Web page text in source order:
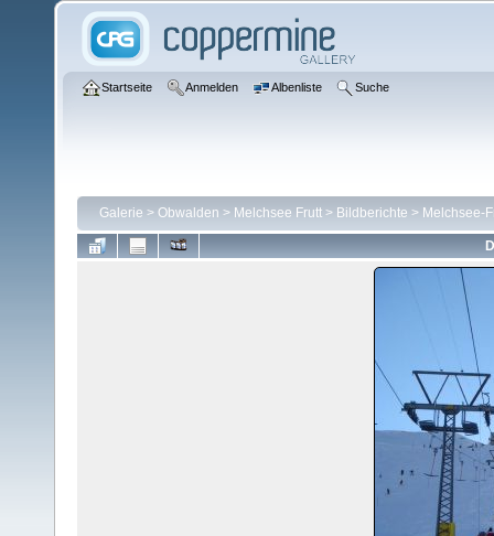
Startseite Anmelden Albenliste Suche
Galerie > Obwalden > Melchsee Frutt > Bildberichte > Melchsee-